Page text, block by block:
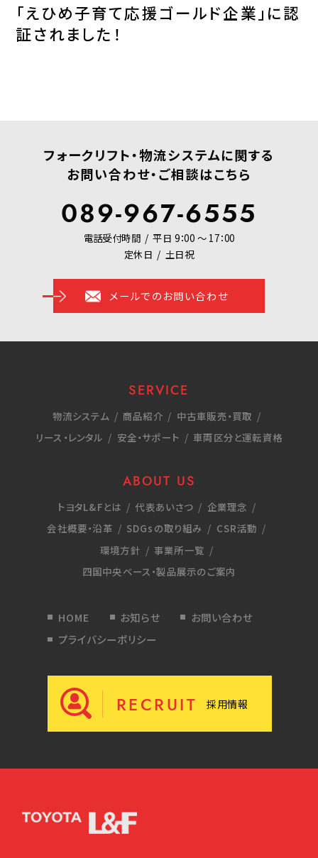
「えひめ子育て応援ゴールド企業」に認
証されました！
フォークリフト・物流システムに関する
お問い合わせ・ご相談はこちら
089-967-6555
電話受付時間
平日 9：00 ～ 17：00
定休日
土日祝
メールでのお問い合わせ
SERVICE
物流システム 商品紹介
中古車販売・買取
リース・レンタル
安全・サポート 車両区分と運転資格
ABOUT US
トヨタL&Fとは 代表あいさつ
企業理念
会社概要・沿革
SDGsの取り組み
CSR活動
環境方針
事業所一覧
四国中央ベース・製品展示のご案内
HOME お知らせ
お問い合わせ
プライバシーポリシー
RECRUIT 採用情報